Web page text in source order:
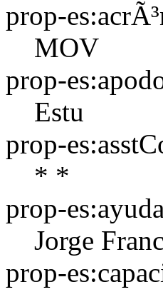
prop-
MOV
prop-
Estu
prop-
* *
prop-
Jorge
prop-